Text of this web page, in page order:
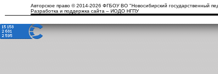
Авторское право © 2014-2026 ФГБОУ ВО "Новосибирский государственный
Разработка и поддержка сайта – ИОДО НГПУ